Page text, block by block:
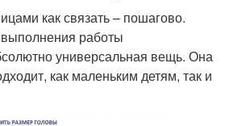
как связать – пошагово.
работы
универсальная вещь. Она
как маленьким детям, так и